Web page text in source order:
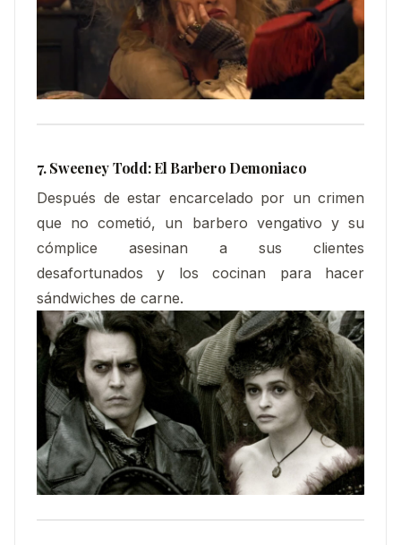
7. Sweeney Todd: El Barbero Demoniaco
Después de estar encarcelado por un crimen
que no cometió, un barbero vengativo y su
cómplice asesinan a sus clientes
desafortunados y los cocinan para hacer
sándwiches de carne.